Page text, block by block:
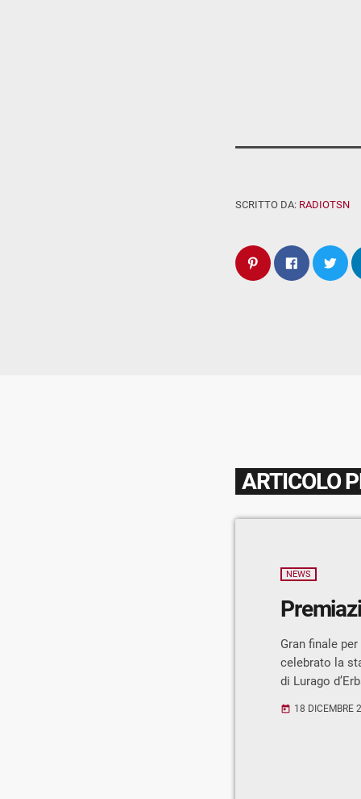
SCRITTO DA: RADIOTSN
ARTICOLO
NEWS
Gran finale
celebrato la
di Lurago
Pietro Molteni
today 18 DICEMBRE